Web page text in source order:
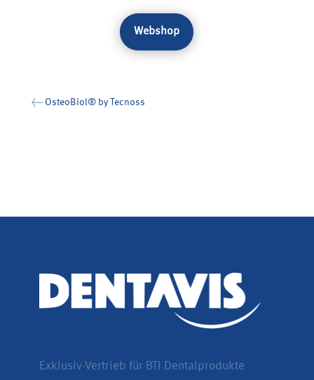
Webshop
← OsteoBiol® by Tecnoss
Exklusiv-Vertrieb für BTI Dentalprodukte